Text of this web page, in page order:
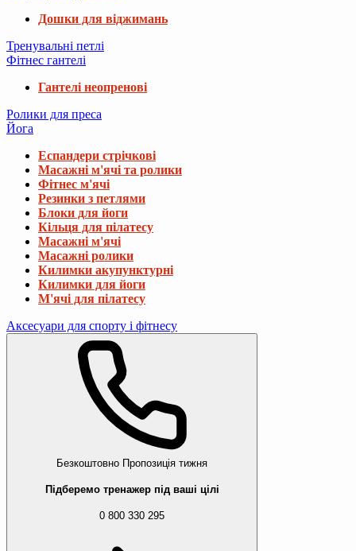
Дошки для віджимань
Тренувальні петлі
Фітнес гантелі
Гантелі неопренові
Ролики для преса
Йога
Еспандери стрічкові
Масажні м'ячі та ролики
Фітнес м'ячі
Резинки з петлями
Блоки для йоги
Кільця для пілатесу
Масажні м'ячі
Масажні ролики
Килимки акупунктурні
Килимки для йоги
М'ячі для пілатесу
Аксесуари для спорту і фітнесу
Безкоштовно Пропозиція тижня
Підберемо тренажер під ваші цілі
0 800 330 295